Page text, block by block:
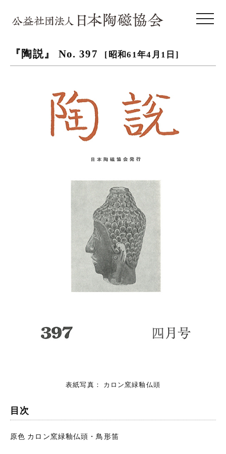
toggle
『陶説』 No. 397 [昭和61年4月1日]
表紙写真： カロン窯緑釉仏頭
目次
原色 カロン窯緑釉仏頭・鳥形笛